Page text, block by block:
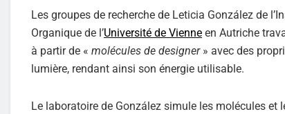
Les groupes de recherche de Leticia González de
Organique de l’Université de Vienne en Autriche
à partir de « molécules de designer» avec des
lumière, rendant ainsi son énergie utilisable.
Le laboratoire de González simule les molécules